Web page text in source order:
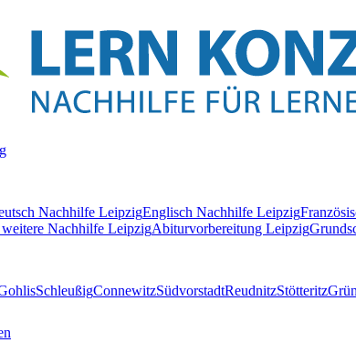
Nachhilfe LeipzigEnglisch Nachhilfe Leipzig
Nachhilfe LeipzigAbiturvorbereitung Leipzig
SchleußigConnewitzSüdvorstadtReudnitzStötteritz